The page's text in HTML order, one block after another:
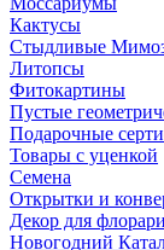
Кактусы
Стыдливые
Литопсы
Фитокартины
Пустые
Подарочные
Товары с уценкой
Семена
Открытки и
Декор для
Новогодний